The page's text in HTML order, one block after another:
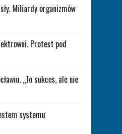
Miliardy organizmów
Protest pod
„To sukces, ale nie
systemu